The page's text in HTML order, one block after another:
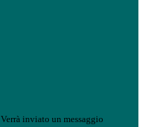
Verrà inviato un messaggio